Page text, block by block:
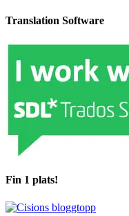
Translation Software
Fin 1 plats!